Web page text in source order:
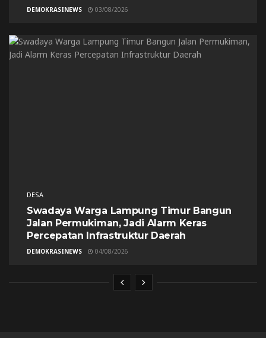
DEMOKRASINEWS 03/08/2026
DESA
Swadaya Warga Lampung Timur Bangun
Jalan Permukiman, Jadi Alarm Keras
Percepatan Infrastruktur Daerah
DEMOKRASINEWS 04/08/2026